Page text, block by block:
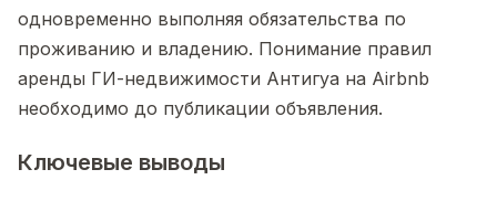
одновременно выполняя обязательства по
проживанию и владению. Понимание правил
аренды ГИ-недвижимости Антигуа на Airbnb
необходимо до публикации объявления.
Ключевые выводы